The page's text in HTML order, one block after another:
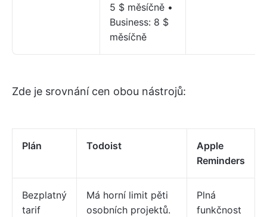
5 $ měsíčně •
Business: 8 $
měsíčně
Zde je srovnání cen obou nástrojů:
Plán Todoist
Apple
Reminders
Bezplatný
tarif
Má horní limit pěti
osobních projektů.
Plná
funkčnost